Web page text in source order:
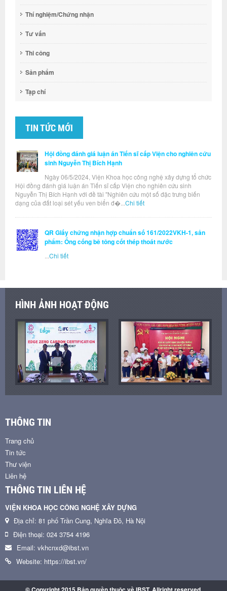
Thí nghiệm/Chứng nhận
Tư vấn
Thi công
Sản phẩm
Tạp chí
TIN TỨC MỚI
Hội đồng đánh giá luận án Tiến sĩ cấp Viện cho nghiên cứu
sinh Nguyễn Thị Bích Hạnh
Ngày 06/5/2024, Viện Khoa học công nghệ xây dựng tổ chức
Hội đồng đánh giá luận án Tiến sĩ cấp Viện cho nghiên cứu sinh
Nguyễn Thị Bích Hạnh với đề tài "Nghiên cứu một số đặc trưng biến
dạng của đất loại sét yếu ven biển đ�... Chi tiết
QR Giấy chứng nhận hợp chuẩn số 161/2022VKH-1, sản
phẩm: Ống cống bê tông cốt thép thoát nước
Chi tiết
HÌNH ẢNH HOẠT ĐỘNG
THÔNG TIN
Trang chủ
Tin tức
Thư viện
Liên hệ
THÔNG TIN LIÊN HỆ
VIỆN KHOA HỌC CÔNG NGHỆ XÂY DỰNG
Địa chỉ: 81 phố Trần Cung, Nghĩa Đô, Hà Nội
Điện thoại: 024 3754 4196
Email: vkhcnxd@ibst.vn
Website: https://ibst.vn/